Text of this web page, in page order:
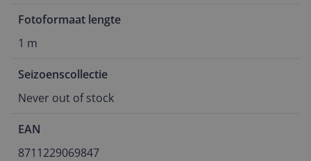
Fotoformaat lengte
1 m
Seizoenscollectie
Never out of stock
EAN
8711229069847